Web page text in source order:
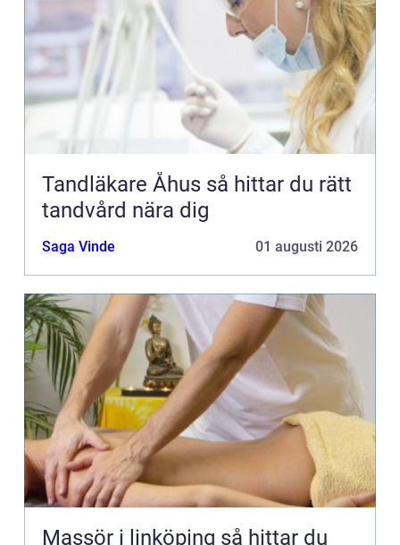
Tandläkare Åhus så hittar du rätt
tandvård nära dig
Saga Vinde 01 augusti 2026
Massör i linköping så hittar du